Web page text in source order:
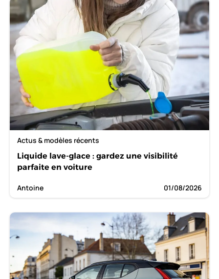
Actus & modèles récents
Liquide lave-glace : gardez une visibilité
parfaite en voiture
Antoine 01/08/2026